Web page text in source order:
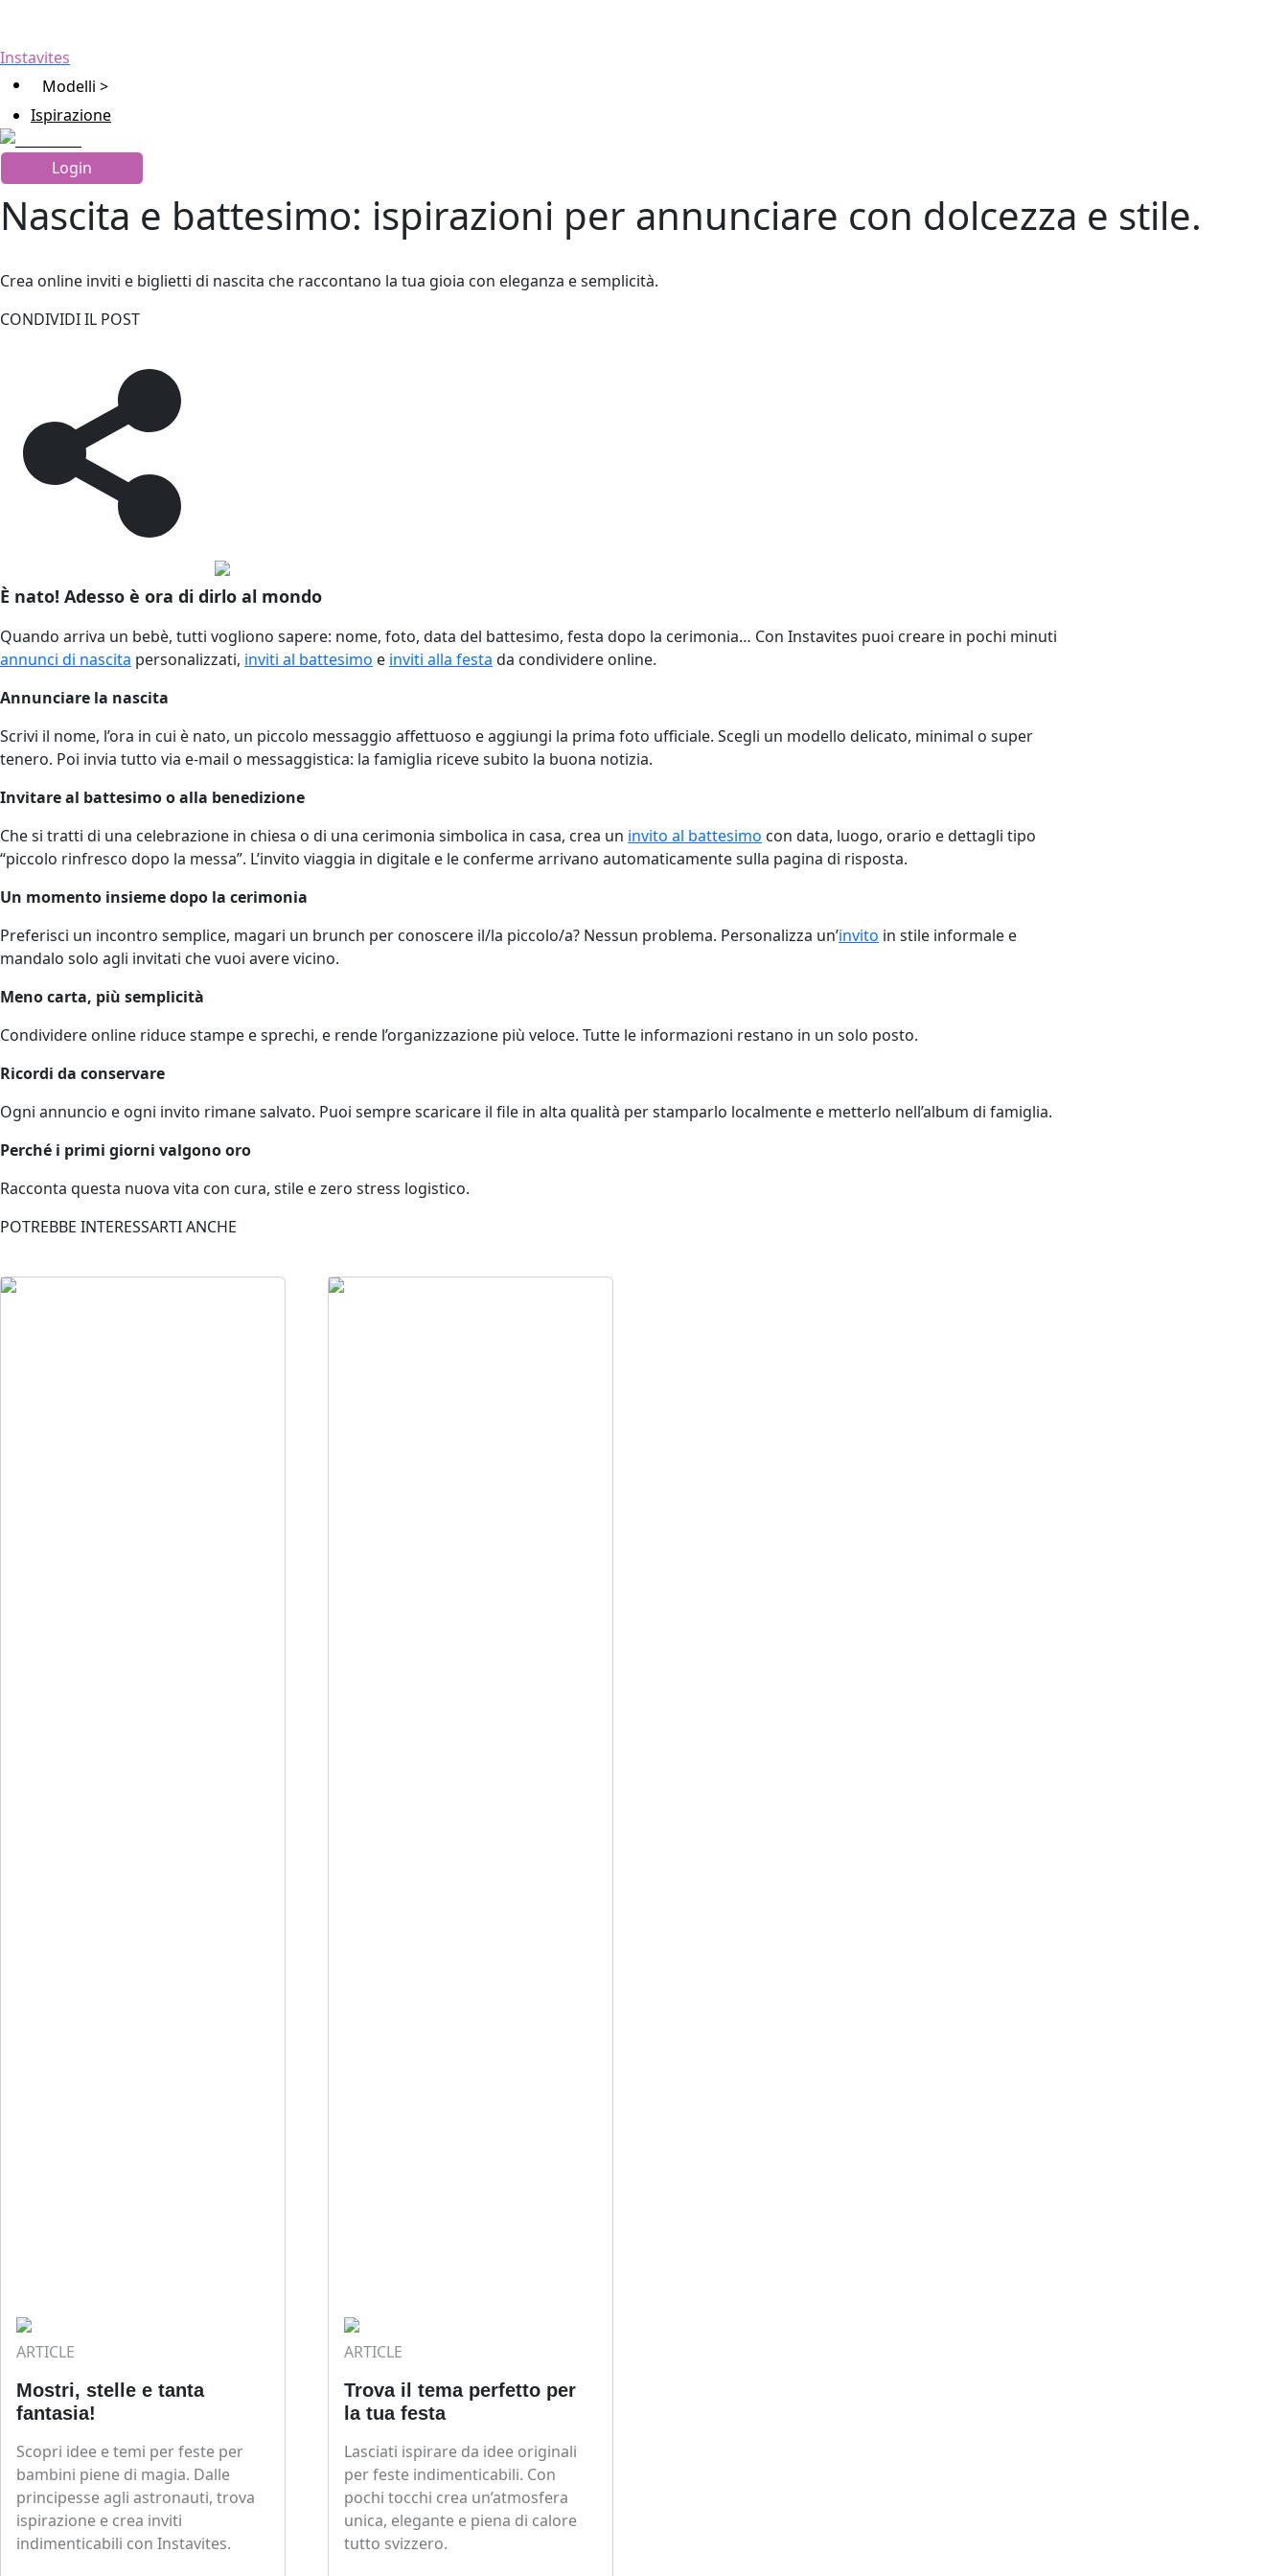
Instavites
Modelli >
Ispirazione
Login
Nascita e battesimo: ispirazioni per annunciare con dolcezza e stile.
Crea online inviti e biglietti di nascita che raccontano la tua gioia con eleganza e semplicità.
CONDIVIDI IL POST
È nato! Adesso è ora di dirlo al mondo
Quando arriva un bebè, tutti vogliono sapere: nome, foto, data del battesimo, festa dopo la cerimonia… Con Instavites puoi creare in pochi minuti
annunci di nascita personalizzati, inviti al battesimo e inviti alla festa da condividere online.
Annunciare la nascita
Scrivi il nome, l’ora in cui è nato, un piccolo messaggio affettuoso e aggiungi la prima foto ufficiale. Scegli un modello delicato, minimal o super
tenero. Poi invia tutto via e-mail o messaggistica: la famiglia riceve subito la buona notizia.
Invitare al battesimo o alla benedizione
Che si tratti di una celebrazione in chiesa o di una cerimonia simbolica in casa, crea un invito al battesimo con data, luogo, orario e dettagli tipo
“piccolo rinfresco dopo la messa”. L’invito viaggia in digitale e le conferme arrivano automaticamente sulla pagina di risposta.
Un momento insieme dopo la cerimonia
Preferisci un incontro semplice, magari un brunch per conoscere il/la piccolo/a? Nessun problema. Personalizza un’invito in stile informale e
mandalo solo agli invitati che vuoi avere vicino.
Meno carta, più semplicità
Condividere online riduce stampe e sprechi, e rende l’organizzazione più veloce. Tutte le informazioni restano in un solo posto.
Ricordi da conservare
Ogni annuncio e ogni invito rimane salvato. Puoi sempre scaricare il file in alta qualità per stamparlo localmente e metterlo nell’album di famiglia.
Perché i primi giorni valgono oro
Racconta questa nuova vita con cura, stile e zero stress logistico.
POTREBBE INTERESSARTI ANCHE
ARTICLE
Mostri, stelle e tanta
fantasia!
Scopri idee e temi per feste per
bambini piene di magia. Dalle
principesse agli astronauti, trova
ispirazione e crea inviti
indimenticabili con Instavites.
ARTICLE
Trova il tema perfetto per
la tua festa
Lasciati ispirare da idee originali
per feste indimenticabili. Con
pochi tocchi crea un’atmosfera
unica, elegante e piena di calore
tutto svizzero.